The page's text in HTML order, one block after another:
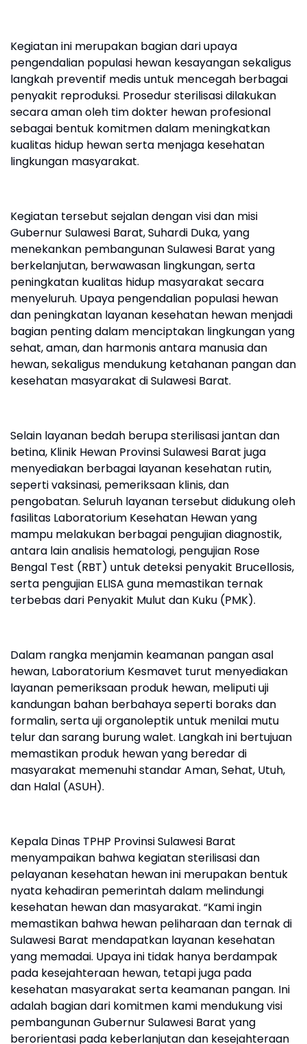
Kegiatan ini merupakan bagian dari upaya
pengendalian populasi hewan kesayangan sekaligus
langkah preventif medis untuk mencegah berbagai
penyakit reproduksi. Prosedur sterilisasi dilakukan
secara aman oleh tim dokter hewan profesional
sebagai bentuk komitmen dalam meningkatkan
kualitas hidup hewan serta menjaga kesehatan
lingkungan masyarakat.
Kegiatan tersebut sejalan dengan visi dan misi
Gubernur Sulawesi Barat, Suhardi Duka, yang
menekankan pembangunan Sulawesi Barat yang
berkelanjutan, berwawasan lingkungan, serta
peningkatan kualitas hidup masyarakat secara
menyeluruh. Upaya pengendalian populasi hewan
dan peningkatan layanan kesehatan hewan menjadi
bagian penting dalam menciptakan lingkungan yang
sehat, aman, dan harmonis antara manusia dan
hewan, sekaligus mendukung ketahanan pangan dan
kesehatan masyarakat di Sulawesi Barat.
Selain layanan bedah berupa sterilisasi jantan dan
betina, Klinik Hewan Provinsi Sulawesi Barat juga
menyediakan berbagai layanan kesehatan rutin,
seperti vaksinasi, pemeriksaan klinis, dan
pengobatan. Seluruh layanan tersebut didukung oleh
fasilitas Laboratorium Kesehatan Hewan yang
mampu melakukan berbagai pengujian diagnostik,
antara lain analisis hematologi, pengujian Rose
Bengal Test (RBT) untuk deteksi penyakit Brucellosis,
serta pengujian ELISA guna memastikan ternak
terbebas dari Penyakit Mulut dan Kuku (PMK).
Dalam rangka menjamin keamanan pangan asal
hewan, Laboratorium Kesmavet turut menyediakan
layanan pemeriksaan produk hewan, meliputi uji
kandungan bahan berbahaya seperti boraks dan
formalin, serta uji organoleptik untuk menilai mutu
telur dan sarang burung walet. Langkah ini bertujuan
memastikan produk hewan yang beredar di
masyarakat memenuhi standar Aman, Sehat, Utuh,
dan Halal (ASUH).
Kepala Dinas TPHP Provinsi Sulawesi Barat
menyampaikan bahwa kegiatan sterilisasi dan
pelayanan kesehatan hewan ini merupakan bentuk
nyata kehadiran pemerintah dalam melindungi
kesehatan hewan dan masyarakat. “Kami ingin
memastikan bahwa hewan peliharaan dan ternak di
Sulawesi Barat mendapatkan layanan kesehatan
yang memadai. Upaya ini tidak hanya berdampak
pada kesejahteraan hewan, tetapi juga pada
kesehatan masyarakat serta keamanan pangan. Ini
adalah bagian dari komitmen kami mendukung visi
pembangunan Gubernur Sulawesi Barat yang
berorientasi pada keberlanjutan dan kesejahteraan